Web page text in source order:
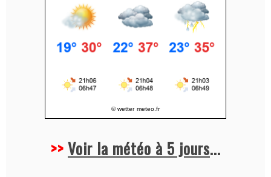
© wetter meteo.fr
>>Voir la météo à 5 jours...